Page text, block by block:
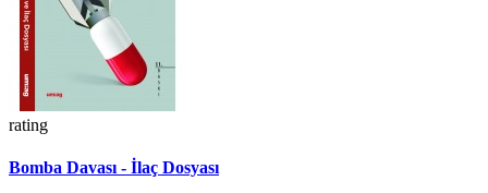
rating
Bomba Davası - İlaç Dosyası